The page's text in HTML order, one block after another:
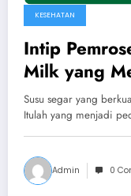
KESEHATAN
Intip
Milk yang
Susu segar yang
Itulah yang menjadi
Admin 0